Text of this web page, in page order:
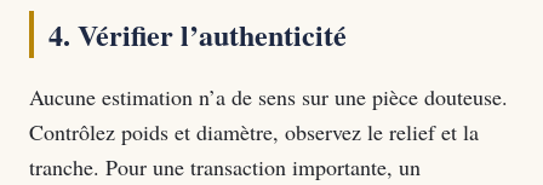
4. Vérifier l’authenticité
Aucune estimation n’a de sens sur une pièce douteuse.
Contrôlez poids et diamètre, observez le relief et la
tranche. Pour une transaction importante, un